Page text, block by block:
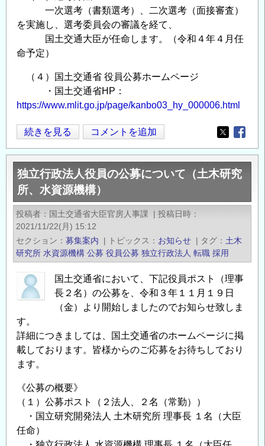
一次選考（書類選考）、二次選考（面接審査）
を実施し、選考委員会の審議を経て、
国土交通大臣が任命します。（令和４年４月任
命予定）
（４）国土交通省 役員公募ホームページ
・国土交通省HP：
https://www.mlit.go.jp/page/kanbo03_hy_000006.html
独
立
行
政
法
人
役
員
の
公
募
い
て
（土
木
研
究
所、
水
資
続きを見る コメントを追加
Opens in
独立行政法人役員の公募について（土木研究
所、水資源機構）
投稿者 国土交通省大臣官房人事課 | 投稿日時
2021/11/22(月) 15:12
セクション
募集案内 | トピックス お知らせ | タグ
土木
研究所 水資源機構 公募 役員公募 独立行政法人 転職 採用
国土交通省において、下記役員ポスト（理事
長２名）の公募を、令和３年１１月１９日
（金）より開始しましたのでお知らせ致しま
す。
詳細につきましては、国土交通省のホームページに掲
載しております。皆様からのご応募をお待ちしており
ます。
《公募の概要》
（１）公募ポスト（２法人、２名（常勤））
・国立研究開発法人 土木研究所 理事長 １名（大臣
任命）